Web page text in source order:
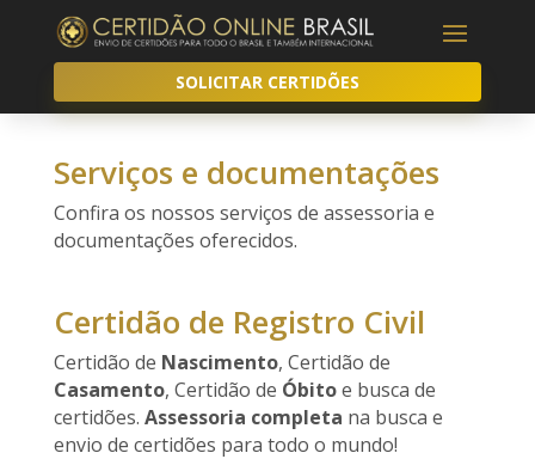
SOLICITAR CERTIDÕES
Serviços e documentações
Confira os nossos serviços de assessoria e
documentações oferecidos.
Certidão de Registro Civil
Certidão de Nascimento, Certidão de
Casamento, Certidão de Óbitoe busca de
certidões. Assessoria completa na busca e
envio de certidões para todo o mundo!